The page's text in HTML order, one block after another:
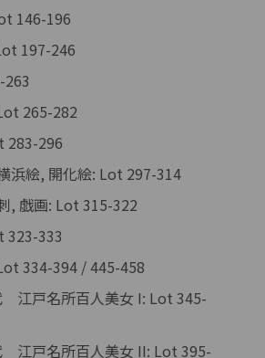
146-196
197-246
265-282
283-296
浜絵, 開化絵: Lot 297-314
, 戯画: Lot 315-322
323-333
334-394 / 445-458
江戸名所百人美女 I: Lot 345-
江戸名所百人美女 II: Lot 395-